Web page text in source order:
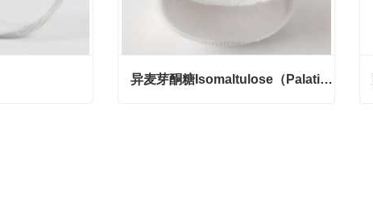
异麦芽酮糖Isomaltulose（Palatinose）